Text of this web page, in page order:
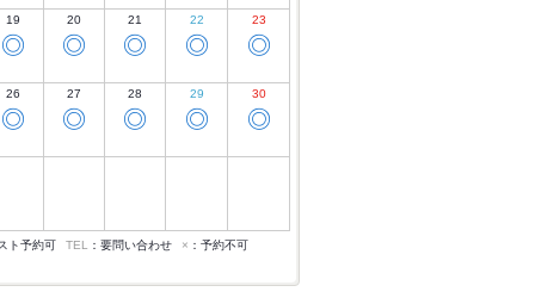
19
◎
20
◎
21
◎
22
◎
23
◎
26
◎
27
◎
28
◎
29
◎
30
◎
ト予約可 TEL ：要問い合わせ × ：予約不可